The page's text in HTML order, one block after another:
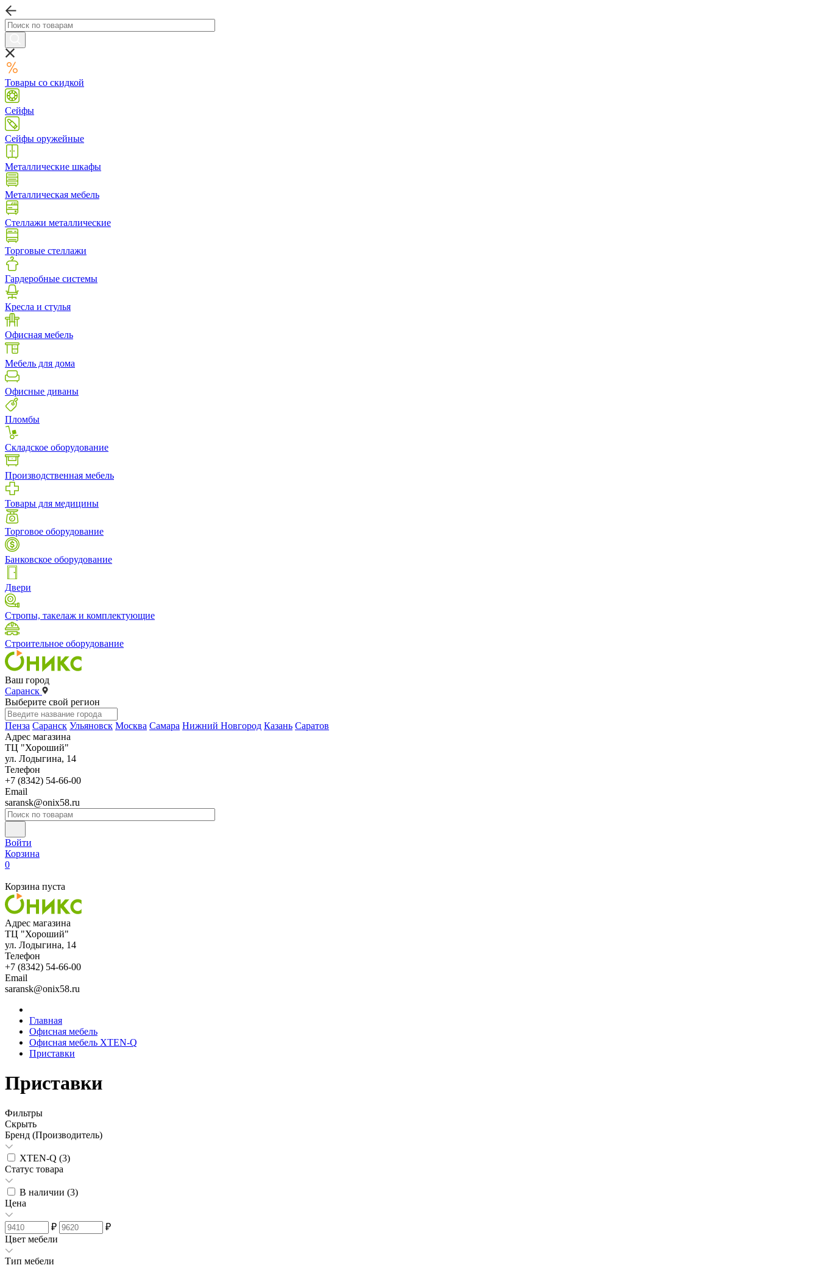
Товары со скидкой
Сейфы
Сейфы оружейные
Металлические шкафы
Металлическая мебель
Стеллажи металлические
Торговые стеллажи
Гардеробные системы
Кресла и стулья
Офисная мебель
Мебель для дома
Офисные диваны
Пломбы
Складское оборудование
Производственная мебель
Товары для медицины
Торговое оборудование
Банковское оборудование
Двери
Стропы, такелаж и комплектующие
Строительное оборудование
Ваш город
Саранск
Выберите свой регион
Пенза Саранск Ульяновск Москва Самара Нижний Новгород Казань Саратов
Адрес магазина
ТЦ "Хороший"
ул. Лодыгина, 14
Телефон
+7 (8342) 54-66-00
Email
saransk@onix58.ru
Войти
Корзина
0
Корзина пуста
Адрес магазина
ТЦ "Хороший"
ул. Лодыгина, 14
Телефон
+7 (8342) 54-66-00
Email
saransk@onix58.ru
Главная
Офисная мебель
Офисная мебель XTEN-Q
Приставки
Приставки
Фильтры
Скрыть
Бренд (Производитель)
XTEN-Q (3)
Статус товара
В наличии (3)
Цена
₽
₽
Цвет мебели
Тип мебели